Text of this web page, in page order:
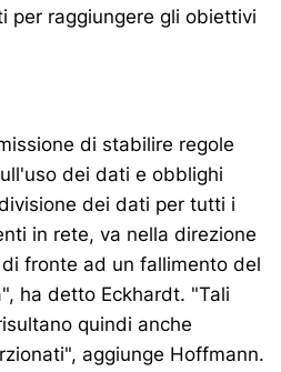
per raggiungere gli obiettivi
di stabilire regole
dei dati e obblighi
dei dati per tutti i
in rete, va nella direzione
fronte ad un fallimento del
ha detto Eckhardt. "Tali
quindi anche
aggiunge Hoffmann.